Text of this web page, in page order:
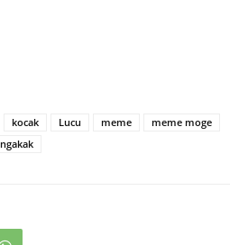
kocak Lucu meme
meme moge
ngakak